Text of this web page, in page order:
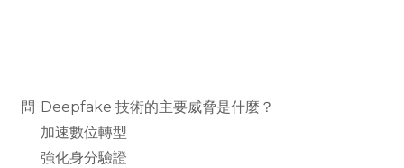
問 Deepfake 技術的主要威脅是什麼？
加速數位轉型
強化身分驗證